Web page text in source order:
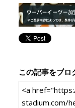
この記事をブロ
<a
stadium.com/